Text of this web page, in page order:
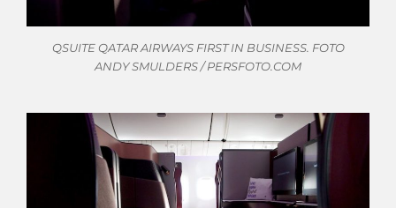
QSUITE QATAR AIRWAYS FIRST IN BUSINESS. FOTO
ANDY SMULDERS / PERSFOTO.COM